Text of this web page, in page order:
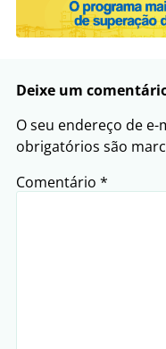
Deixe um
O seu endereço de
obrigatórios são
Comentário *